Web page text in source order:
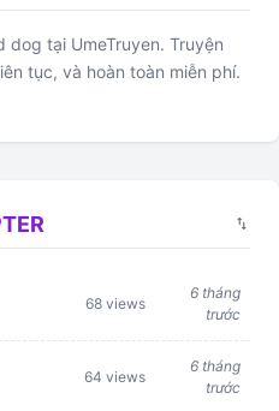
tại UmeTruyen. Truyện
tục, và hoàn toàn miễn phí.
swap_vert
68 views
6 tháng
trước
64 views
6 tháng
trước